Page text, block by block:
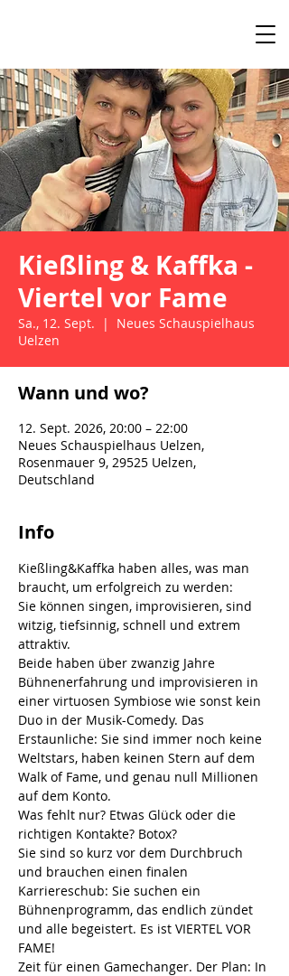
Kießling & Kaffka -
Viertel vor Fame
Sa., 12. Sept.
  |
Neues Schauspielhaus
Uelzen
Wann und wo?
12. Sept. 2026, 20:00 – 22:00
Neues Schauspielhaus Uelzen,
Rosenmauer 9, 29525 Uelzen,
Deutschland
Info
Kießling&Kaffka haben alles, was man
braucht, um erfolgreich zu werden:
Sie können singen, improvisieren, sind
witzig, tiefsinnig, schnell und extrem
attraktiv.
Beide haben über zwanzig Jahre
Bühnenerfahrung und improvisieren in
einer virtuosen Symbiose wie sonst kein
Duo in der Musik-Comedy. Das
Erstaunliche: Sie sind immer noch keine
Weltstars, haben keinen Stern auf dem
Walk of Fame, und genau null Millionen
auf dem Konto.
Was fehlt nur? Etwas Glück oder die
richtigen Kontakte? Botox?
Sie sind so kurz vor dem Durchbruch
und brauchen einen finalen
Karriereschub: Sie suchen ein
Bühnenprogramm, das endlich zündet
und alle begeistert. Es ist VIERTEL VOR
FAME!
Zeit für einen Gamechanger. Der Plan: In